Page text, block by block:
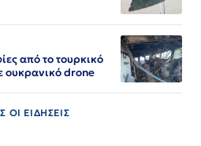
από το τουρκικό
ουκρανικό drone
ΟΙ ΕΙΔΗΣΕΙΣ